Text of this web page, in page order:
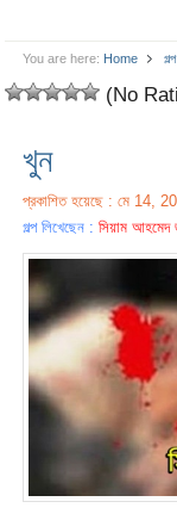
You are here: Home গল্প
(No
খুন
প্রকাশিত হয়েছে : মে 14,
গল্প লিখেছেন :সিয়াম আহমেদ